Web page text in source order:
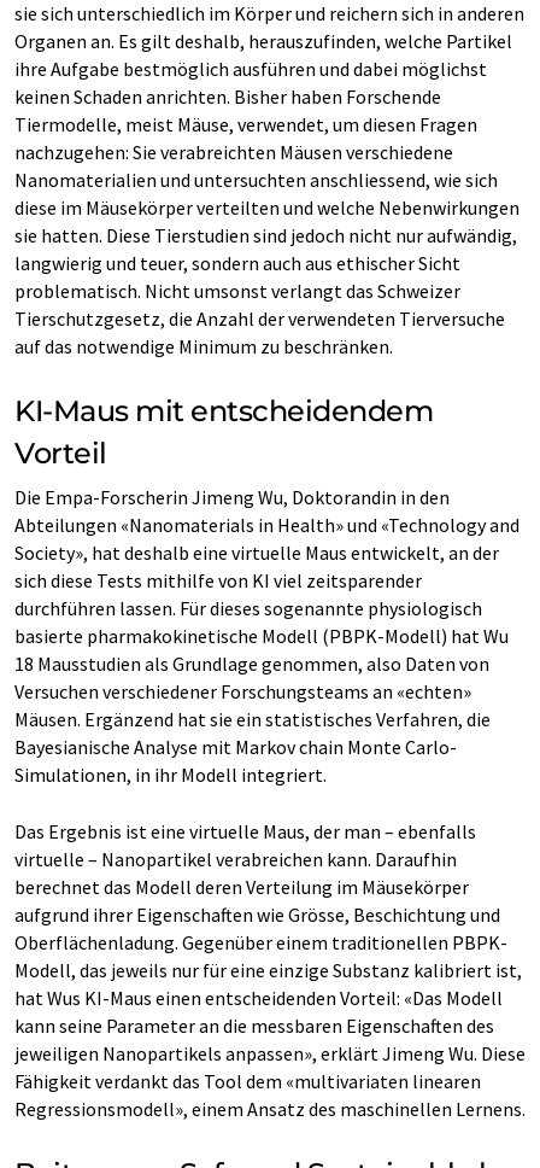
sie sich unterschiedlich im Körper und reichern sich in anderen
Organen an. Es gilt deshalb, herauszufinden, welche Partikel
ihre Aufgabe bestmöglich ausführen und dabei möglichst
keinen Schaden anrichten. Bisher haben Forschende
Tiermodelle, meist Mäuse, verwendet, um diesen Fragen
nachzugehen: Sie verabreichten Mäusen verschiedene
Nanomaterialien und untersuchten anschliessend, wie sich
diese im Mäusekörper verteilten und welche Nebenwirkungen
sie hatten. Diese Tierstudien sind jedoch nicht nur aufwändig,
langwierig und teuer, sondern auch aus ethischer Sicht
problematisch. Nicht umsonst verlangt das Schweizer
Tierschutzgesetz, die Anzahl der verwendeten Tierversuche
auf das notwendige Minimum zu beschränken.
KI-Maus mit entscheidendem
Vorteil
Die Empa-Forscherin Jimeng Wu, Doktorandin in den
Abteilungen «Nanomaterials in Health» und «Technology and
Society», hat deshalb eine virtuelle Maus entwickelt, an der
sich diese Tests mithilfe von KI viel zeitsparender
durchführen lassen. Für dieses sogenannte physiologisch
basierte pharmakokinetische Modell (PBPK-Modell) hat Wu
18 Mausstudien als Grundlage genommen, also Daten von
Versuchen verschiedener Forschungsteams an «echten»
Mäusen. Ergänzend hat sie ein statistisches Verfahren, die
Bayesianische Analyse mit Markov chain Monte Carlo-
Simulationen, in ihr Modell integriert.
Das Ergebnis ist eine virtuelle Maus, der man – ebenfalls
virtuelle – Nanopartikel verabreichen kann. Daraufhin
berechnet das Modell deren Verteilung im Mäusekörper
aufgrund ihrer Eigenschaften wie Grösse, Beschichtung und
Oberflächenladung. Gegenüber einem traditionellen PBPK-
Modell, das jeweils nur für eine einzige Substanz kalibriert ist,
hat Wus KI-Maus einen entscheidenden Vorteil: «Das Modell
kann seine Parameter an die messbaren Eigenschaften des
jeweiligen Nanopartikels anpassen», erklärt Jimeng Wu. Diese
Fähigkeit verdankt das Tool dem «multivariaten linearen
Regressionsmodell», einem Ansatz des maschinellen Lernens.